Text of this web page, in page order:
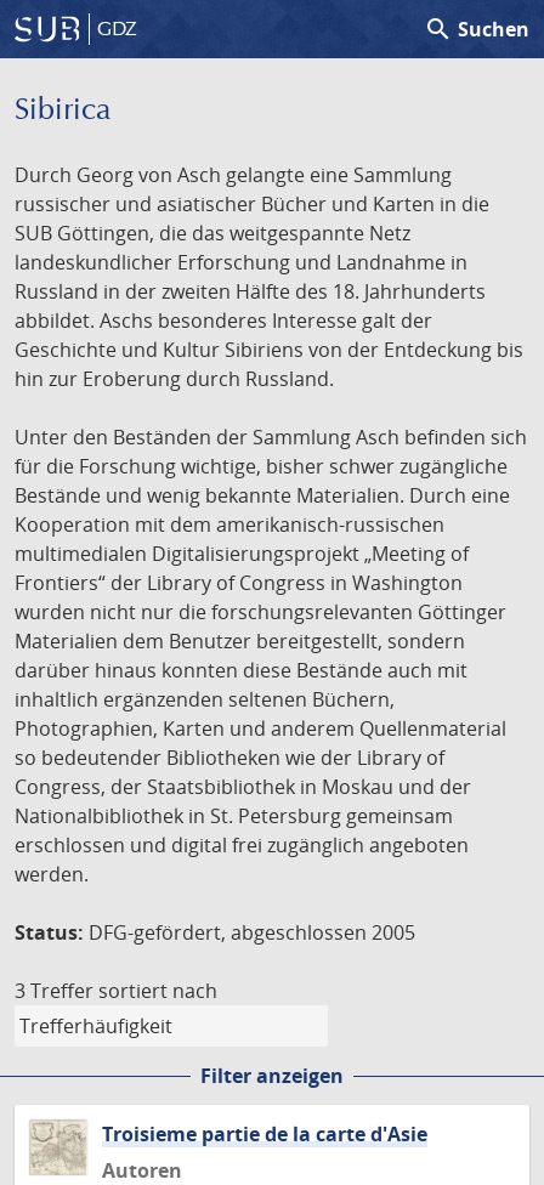
GDZ search Suchen
Sibirica
Durch Georg von Asch gelangte eine Sammlung
russischer und asiatischer Bücher und Karten in die
SUB Göttingen, die das weitgespannte Netz
landeskundlicher Erforschung und Landnahme in
Russland in der zweiten Hälfte des 18. Jahrhunderts
abbildet. Aschs besonderes Interesse galt der
Geschichte und Kultur Sibiriens von der Entdeckung bis
hin zur Eroberung durch Russland.
Unter den Beständen der Sammlung Asch befinden sich
für die Forschung wichtige, bisher schwer zugängliche
Bestände und wenig bekannte Materialien. Durch eine
Kooperation mit dem amerikanisch-russischen
multimedialen Digitalisierungsprojekt „Meeting of
Frontiers“ der Library of Congress in Washington
wurden nicht nur die forschungsrelevanten Göttinger
Materialien dem Benutzer bereitgestellt, sondern
darüber hinaus konnten diese Bestände auch mit
inhaltlich ergänzenden seltenen Büchern,
Photographien, Karten und anderem Quellenmaterial
so bedeutender Bibliotheken wie der Library of
Congress, der Staatsbibliothek in Moskau und der
Nationalbibliothek in St. Petersburg gemeinsam
erschlossen und digital frei zugänglich angeboten
werden.
Status: DFG-gefördert, abgeschlossen 2005
3 Treffer sortiert nach
Filter anzeigen
Troisieme partie de la carte d'Asie
Autoren